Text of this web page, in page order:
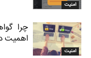
امنیت
امنیت
اهمیت